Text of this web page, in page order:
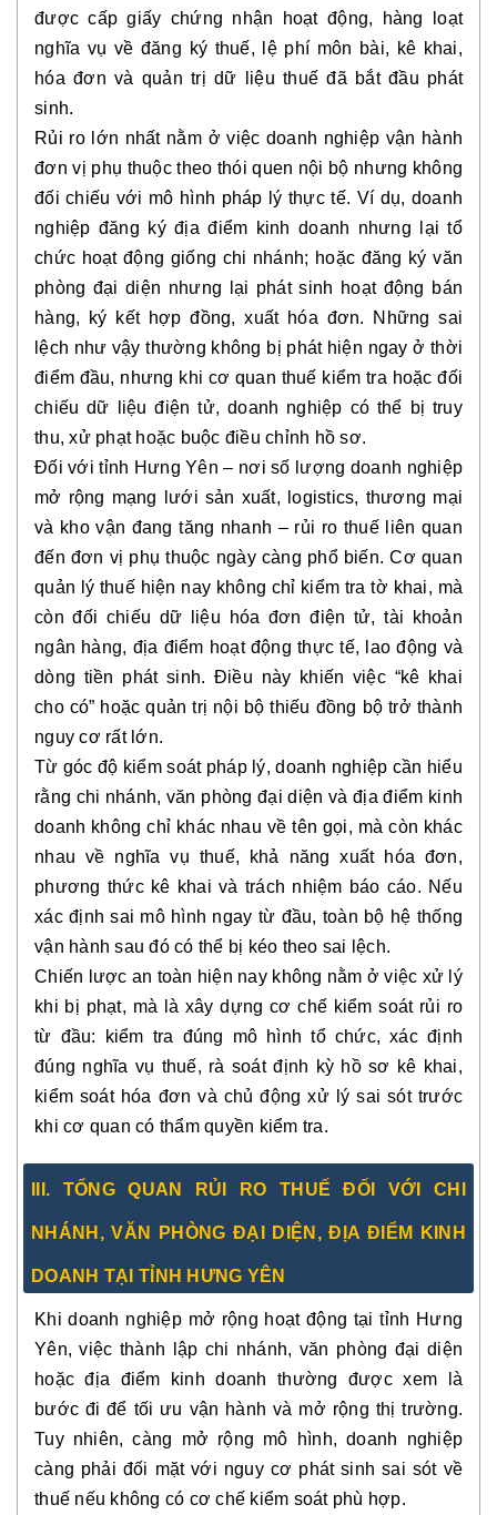
được cấp giấy chứng nhận hoạt động, hàng loạt
nghĩa vụ về đăng ký thuế, lệ phí môn bài, kê khai,
hóa đơn và quản trị dữ liệu thuế đã bắt đầu phát
sinh.
Rủi ro lớn nhất nằm ở việc doanh nghiệp vận hành
đơn vị phụ thuộc theo thói quen nội bộ nhưng không
đối chiếu với mô hình pháp lý thực tế. Ví dụ, doanh
nghiệp đăng ký địa điểm kinh doanh nhưng lại tổ
chức hoạt động giống chi nhánh; hoặc đăng ký văn
phòng đại diện nhưng lại phát sinh hoạt động bán
hàng, ký kết hợp đồng, xuất hóa đơn. Những sai
lệch như vậy thường không bị phát hiện ngay ở thời
điểm đầu, nhưng khi cơ quan thuế kiểm tra hoặc đối
chiếu dữ liệu điện tử, doanh nghiệp có thể bị truy
thu, xử phạt hoặc buộc điều chỉnh hồ sơ.
Đối với tỉnh Hưng Yên – nơi số lượng doanh nghiệp
mở rộng mạng lưới sản xuất, logistics, thương mại
và kho vận đang tăng nhanh – rủi ro thuế liên quan
đến đơn vị phụ thuộc ngày càng phổ biến. Cơ quan
quản lý thuế hiện nay không chỉ kiểm tra tờ khai, mà
còn đối chiếu dữ liệu hóa đơn điện tử, tài khoản
ngân hàng, địa điểm hoạt động thực tế, lao động và
dòng tiền phát sinh. Điều này khiến việc “kê khai
cho có” hoặc quản trị nội bộ thiếu đồng bộ trở thành
nguy cơ rất lớn.
Từ góc độ kiểm soát pháp lý, doanh nghiệp cần hiểu
rằng chi nhánh, văn phòng đại diện và địa điểm kinh
doanh không chỉ khác nhau về tên gọi, mà còn khác
nhau về nghĩa vụ thuế, khả năng xuất hóa đơn,
phương thức kê khai và trách nhiệm báo cáo. Nếu
xác định sai mô hình ngay từ đầu, toàn bộ hệ thống
vận hành sau đó có thể bị kéo theo sai lệch.
Chiến lược an toàn hiện nay không nằm ở việc xử lý
khi bị phạt, mà là xây dựng cơ chế kiểm soát rủi ro
từ đầu: kiểm tra đúng mô hình tổ chức, xác định
đúng nghĩa vụ thuế, rà soát định kỳ hồ sơ kê khai,
kiểm soát hóa đơn và chủ động xử lý sai sót trước
khi cơ quan có thẩm quyền kiểm tra.
III. TỔNG QUAN RỦI RO THUẾ ĐỐI VỚI CHI
NHÁNH, VĂN PHÒNG ĐẠI DIỆN, ĐỊA ĐIỂM KINH
DOANH TẠI TỈNH HƯNG YÊN
Khi doanh nghiệp mở rộng hoạt động tại tỉnh Hưng
Yên, việc thành lập chi nhánh, văn phòng đại diện
hoặc địa điểm kinh doanh thường được xem là
bước đi để tối ưu vận hành và mở rộng thị trường.
Tuy nhiên, càng mở rộng mô hình, doanh nghiệp
càng phải đối mặt với nguy cơ phát sinh sai sót về
thuế nếu không có cơ chế kiểm soát phù hợp.